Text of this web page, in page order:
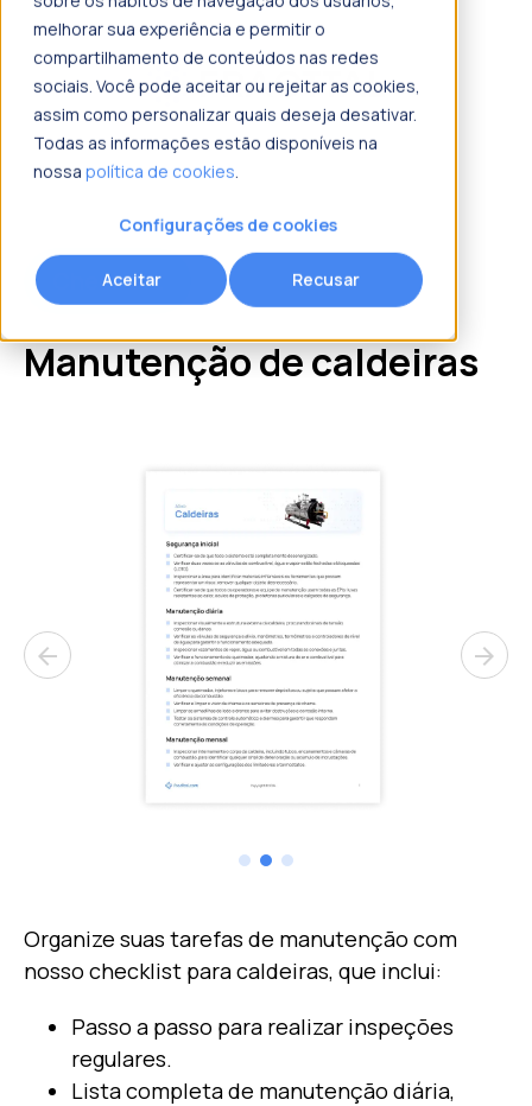
melhorar sua experiência e permitir o
compartilhamento de conteúdos nas redes
sociais. Você pode aceitar ou rejeitar as cookies,
assim como personalizar quais deseja desativar.
Todas as informações estão disponíveis na
nossa política de cookies.
Configurações de cookies
Aceitar Recusar
Checklist
Manutenção de caldeiras
arrow_back arrow_forward
Organize suas tarefas de manutenção com
nosso checklist para caldeiras, que inclui:
Passo a passo para realizar inspeções
regulares.
Lista completa de manutenção diária,